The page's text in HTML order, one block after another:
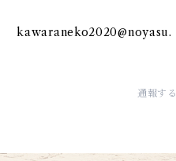
kawaraneko2020@noyasu.
通報する